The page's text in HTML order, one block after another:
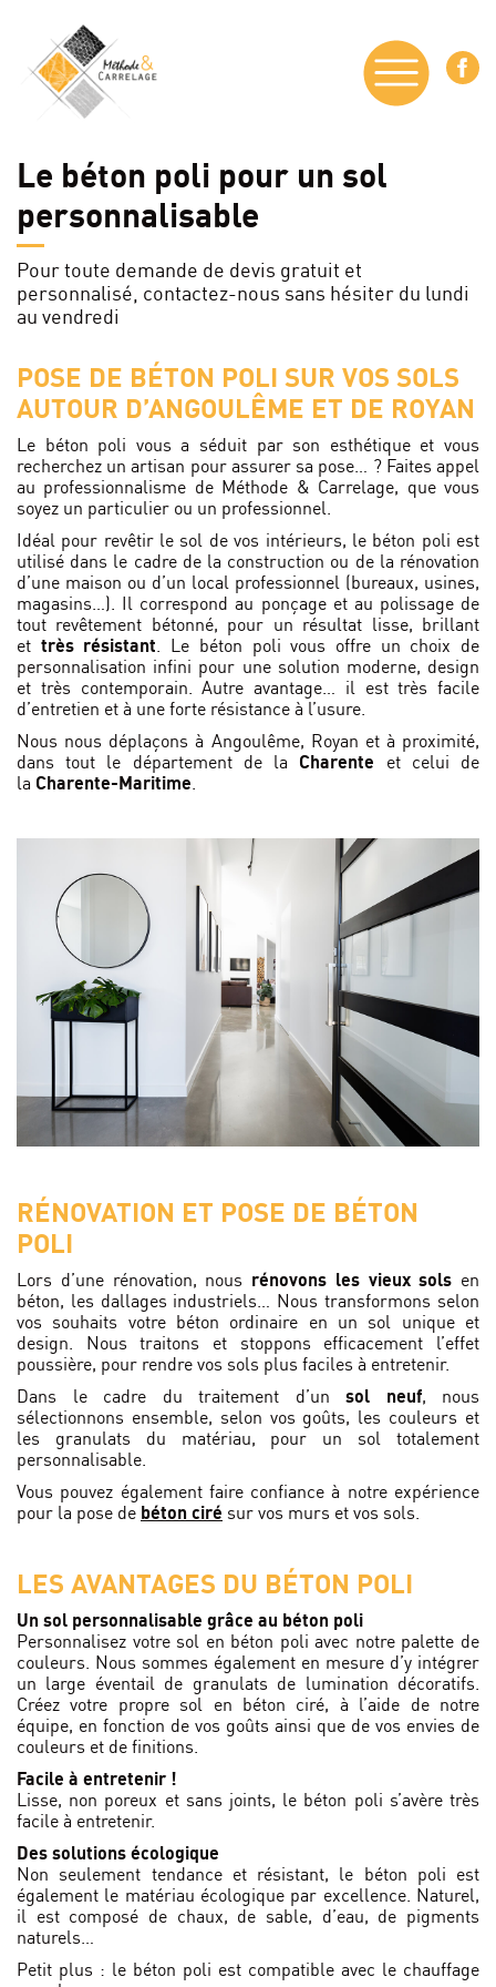
Le béton poli pour un sol
personnalisable
Pour toute demande de devis gratuit et
personnalisé, contactez-nous sans hésiter du lundi
au vendredi
POSE DE BÉTON POLI SUR VOS SOLS
AUTOUR D’ANGOULÊME ET DE ROYAN
Le béton poli vous a séduit par son esthétique et vous
recherchez un artisan pour assurer sa pose… ? Faites appel
au professionnalisme de Méthode & Carrelage, que vous
soyez un particulier ou un professionnel.
Idéal pour revêtir le sol de vos intérieurs, le béton poli est
utilisé dans le cadre de la construction ou de la rénovation
d’une maison ou d’un local professionnel (bureaux, usines,
magasins…). Il correspond au ponçage et au polissage de
tout revêtement bétonné, pour un résultat lisse, brillant
et très résistant . Le béton poli vous offre un choix de
personnalisation infini pour une solution moderne, design
et très contemporain. Autre avantage… il est très facile
d’entretien et à une forte résistance à l’usure.
Nous nous déplaçons à Angoulême, Royan et à proximité,
dans tout le département de la Charente et celui de
la Charente-Maritime
RÉNOVATION ET POSE DE BÉTON
POLI
Lors d’une rénovation, nous rénovons les vieux sols en
béton, les dallages industriels… Nous transformons selon
vos souhaits votre béton ordinaire en un sol unique et
design. Nous traitons et stoppons efficacement l’effet
poussière, pour rendre vos sols plus faciles à entretenir.
Dans le cadre du traitement d’un sol neuf, nous
sélectionnons ensemble, selon vos goûts, les couleurs et
les granulats du matériau, pour un sol totalement
personnalisable.
Vous pouvez également faire confiance à notre expérience
pour la pose de béton ciré sur vos murs et vos sols.
LES AVANTAGES DU BÉTON POLI
Un sol personnalisable grâce au béton poli
Personnalisez votre sol en béton poli avec notre palette de
couleurs. Nous sommes également en mesure d’y intégrer
un large éventail de granulats de lumination décoratifs.
Créez votre propre sol en béton ciré, à l’aide de notre
équipe, en fonction de vos goûts ainsi que de vos envies de
couleurs et de finitions.
Facile à entretenir !
Lisse, non poreux et sans joints, le béton poli s’avère très
facile à entretenir.
Des solutions écologique
Non seulement tendance et résistant, le béton poli est
également le matériau écologique par excellence. Naturel,
il est composé de chaux, de sable, d’eau, de pigments
naturels…
Petit plus : le béton poli est compatible avec le chauffage